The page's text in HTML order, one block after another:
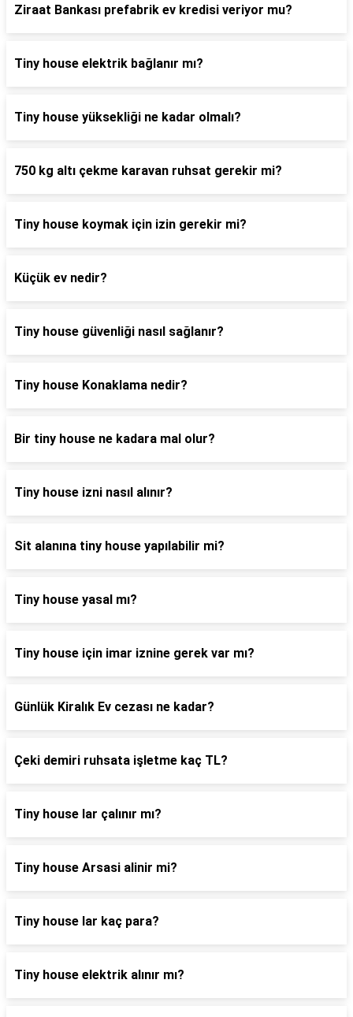
Ziraat Bankası prefabrik ev kredisi veriyor mu?
Tiny house elektrik bağlanır mı?
Tiny house yüksekliği ne kadar olmalı?
750 kg altı çekme karavan ruhsat gerekir mi?
Tiny house koymak için izin gerekir mi?
Küçük ev nedir?
Tiny house güvenliği nasıl sağlanır?
Tiny house Konaklama nedir?
Bir tiny house ne kadara mal olur?
Tiny house izni nasıl alınır?
Sit alanına tiny house yapılabilir mi?
Tiny house yasal mı?
Tiny house için imar iznine gerek var mı?
Günlük Kiralık Ev cezası ne kadar?
Çeki demiri ruhsata işletme kaç TL?
Tiny house lar çalınır mı?
Tiny house Arsasi alinir mi?
Tiny house lar kaç para?
Tiny house elektrik alınır mı?